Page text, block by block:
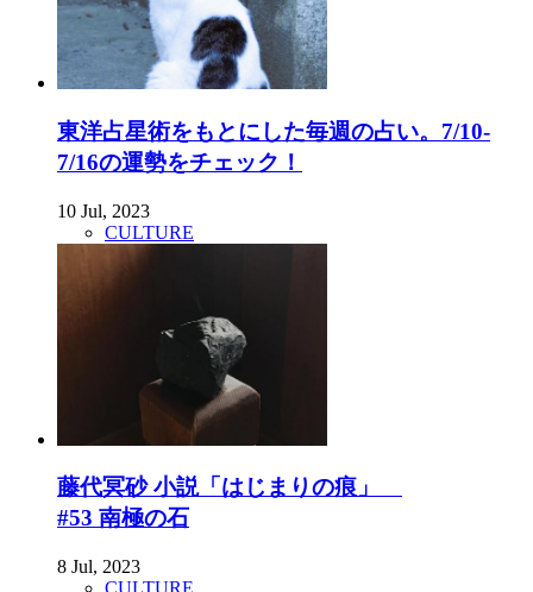
東洋占星術をもとにした毎週の占い。7/10-
7/16の運勢をチェック！
10 Jul, 2023
CULTURE
藤代冥砂 小説「はじまりの痕」
#53 南極の石
8 Jul, 2023
CULTURE